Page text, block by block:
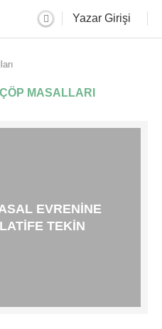
Yazar Girişi
MASALLARI
EVRENINE
TEKIN